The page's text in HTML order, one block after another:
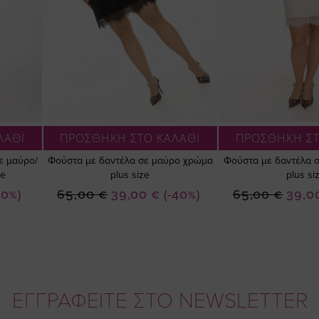
μαύρο/
ΠΡΟΣΘΗΚΗ ΣΤΟ ΚΑΛΑΘΙ
Φούστα με δαντέλα σε μαύρο χρώμα
plus size
(-40%)
Ειδική
39,00 €
65,00 €
ΠΡΟΣΘΗΚΗ
Φούστα με δαντέλα
plus
Ειδική
65,00 €
ΕΓΓΡΑΦΕΙΤΕ ΣΤΟ NEWSLETTER